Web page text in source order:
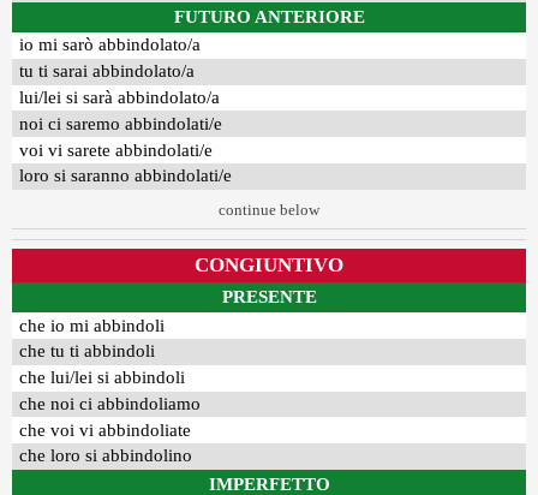
FUTURO ANTERIORE
io mi sarò abbindolato/a
tu ti sarai abbindolato/a
lui/lei si sarà abbindolato/a
noi ci saremo abbindolati/e
voi vi sarete abbindolati/e
loro si saranno abbindolati/e
continue below
CONGIUNTIVO
PRESENTE
che io mi abbindoli
che tu ti abbindoli
che lui/lei si abbindoli
che noi ci abbindoliamo
che voi vi abbindoliate
che loro si abbindolino
IMPERFETTO